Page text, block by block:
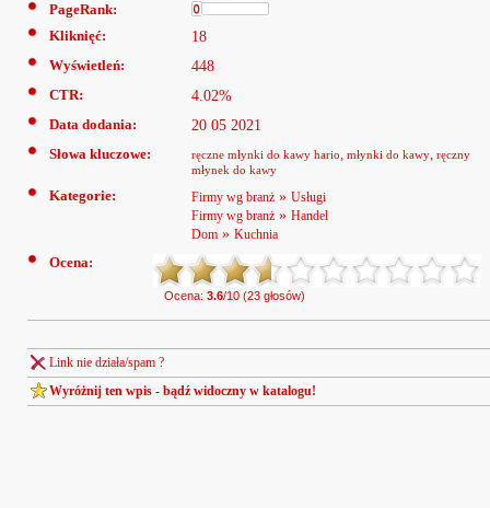
PageRank:
Kliknięć:
18
Wyświetleń: 448
CTR: 4.02%
Data dodania: 20 05 2021
Słowa kluczowe: ręczne młynki do kawy hario, młynki do kawy, ręczny
młynek do kawy
Kategorie: Firmy wg branż » Usługi
Firmy wg branż » Handel
Dom » Kuchnia
Ocena:
Ocena: 3.6/10 (23 głosów)
Link nie działa/spam ?
Wyróżnij ten wpis - bądź widoczny w katalogu!